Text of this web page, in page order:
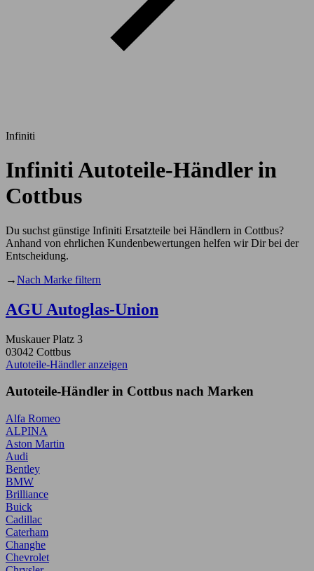
Infiniti
Infiniti Autoteile-Händler in
Cottbus
Du suchst günstige Infiniti Ersatzteile bei Händlern in Cottbus?
Anhand von ehrlichen Kundenbewertungen helfen wir Dir bei der
Entscheidung.
→Nach Marke filtern
AGU Autoglas-Union
Muskauer Platz 3
03042 Cottbus
Autoteile-Händler anzeigen
Autoteile-Händler in Cottbus nach Marken
Alfa Romeo
ALPINA
Aston Martin
Audi
Bentley
BMW
Brilliance
Buick
Cadillac
Caterham
Changhe
Chevrolet